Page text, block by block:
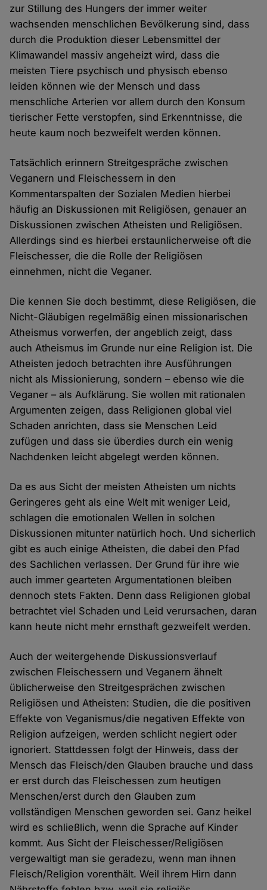
zur Stillung des Hungers der immer weiter
wachsenden menschlichen Bevölkerung sind, dass
durch die Produktion dieser Lebensmittel der
Klimawandel massiv angeheizt wird, dass die
meisten Tiere psychisch und physisch ebenso
leiden können wie der Mensch und dass
menschliche Arterien vor allem durch den Konsum
tierischer Fette verstopfen, sind Erkenntnisse, die
heute kaum noch bezweifelt werden können.
Tatsächlich erinnern Streitgespräche zwischen
Veganern und Fleischessern in den
Kommentarspalten der Sozialen Medien hierbei
häufig an Diskussionen mit Religiösen, genauer an
Diskussionen zwischen Atheisten und Religiösen.
Allerdings sind es hierbei erstaunlicherweise oft die
Fleischesser, die die Rolle der Religiösen
einnehmen, nicht die Veganer.
Die kennen Sie doch bestimmt, diese Religiösen, die
Nicht-Gläubigen regelmäßig einen missionarischen
Atheismus vorwerfen, der angeblich zeigt, dass
auch Atheismus im Grunde nur eine Religion ist. Die
Atheisten jedoch betrachten ihre Ausführungen
nicht als Missionierung, sondern – ebenso wie die
Veganer – als Aufklärung. Sie wollen mit rationalen
Argumenten zeigen, dass Religionen global viel
Schaden anrichten, dass sie Menschen Leid
zufügen und dass sie überdies durch ein wenig
Nachdenken leicht abgelegt werden können.
Da es aus Sicht der meisten Atheisten um nichts
Geringeres geht als eine Welt mit weniger Leid,
schlagen die emotionalen Wellen in solchen
Diskussionen mitunter natürlich hoch. Und sicherlich
gibt es auch einige Atheisten, die dabei den Pfad
des Sachlichen verlassen. Der Grund für ihre wie
auch immer gearteten Argumentationen bleiben
dennoch stets Fakten. Denn dass Religionen global
betrachtet viel Schaden und Leid verursachen, daran
kann heute nicht mehr ernsthaft gezweifelt werden.
Auch der weitergehende Diskussionsverlauf
zwischen Fleischessern und Veganern ähnelt
üblicherweise den Streitgesprächen zwischen
Religiösen und Atheisten: Studien, die die positiven
Effekte von Veganismus/die negativen Effekte von
Religion aufzeigen, werden schlicht negiert oder
ignoriert. Stattdessen folgt der Hinweis, dass der
Mensch das Fleisch/den Glauben brauche und dass
er erst durch das Fleischessen zum heutigen
Menschen/erst durch den Glauben zum
vollständigen Menschen geworden sei. Ganz heikel
wird es schließlich, wenn die Sprache auf Kinder
kommt. Aus Sicht der Fleischesser/Religiösen
vergewaltigt man sie geradezu, wenn man ihnen
Fleisch/Religion vorenthält. Weil ihrem Hirn dann